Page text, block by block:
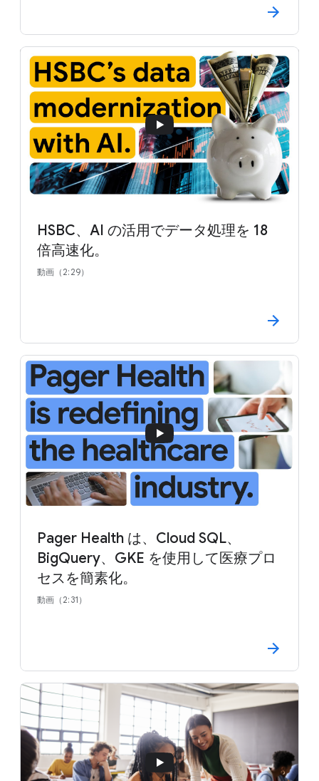
HSBC、AI の活用でデータ処理を 18
倍高速化。
動画（2:29）
Pager Health は、Cloud SQL、
BigQuery、GKE を使用して医療プロ
セスを簡素化。
動画（2:31）